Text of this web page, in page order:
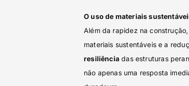
O uso de materiais
Além da rapidez na
materiais sustentáveis e a
resiliênciadas estruturas
não apenas uma resposta